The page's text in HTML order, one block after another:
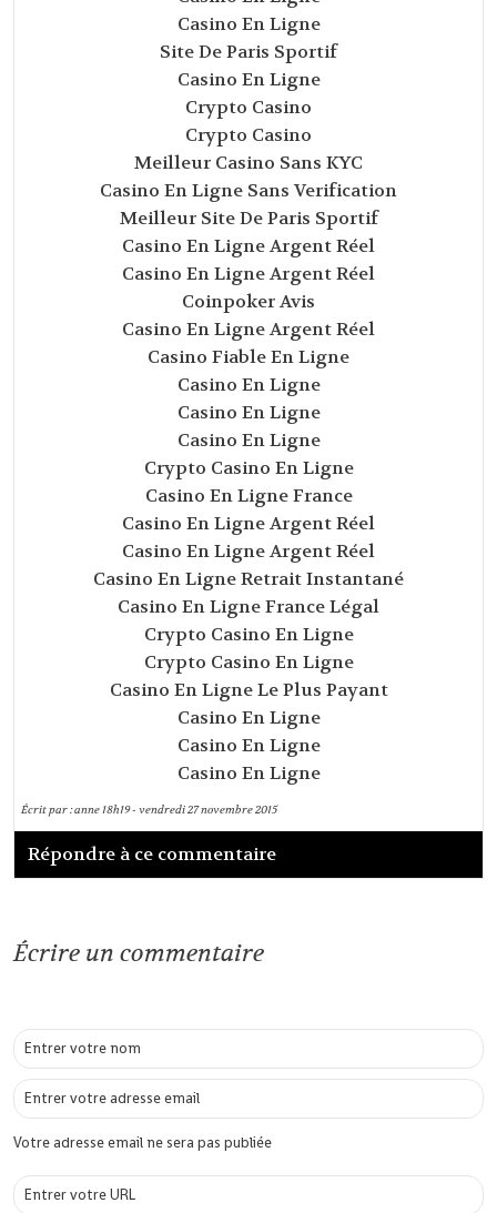
Casino En Ligne
Site De Paris Sportif
Casino En Ligne
Crypto Casino
Crypto Casino
Meilleur Casino Sans KYC
Casino En Ligne Sans Verification
Meilleur Site De Paris Sportif
Casino En Ligne Argent Réel
Casino En Ligne Argent Réel
Coinpoker Avis
Casino En Ligne Argent Réel
Casino Fiable En Ligne
Casino En Ligne
Casino En Ligne
Casino En Ligne
Crypto Casino En Ligne
Casino En Ligne France
Casino En Ligne Argent Réel
Casino En Ligne Argent Réel
Casino En Ligne Retrait Instantané
Casino En Ligne France Légal
Crypto Casino En Ligne
Crypto Casino En Ligne
Casino En Ligne Le Plus Payant
Casino En Ligne
Casino En Ligne
Casino En Ligne
Écrit par :anne18h19-vendredi 27novembre 2015
Répondre à ce commentaire
Écrire un commentaire
Votre adresse email ne sera pas publiée